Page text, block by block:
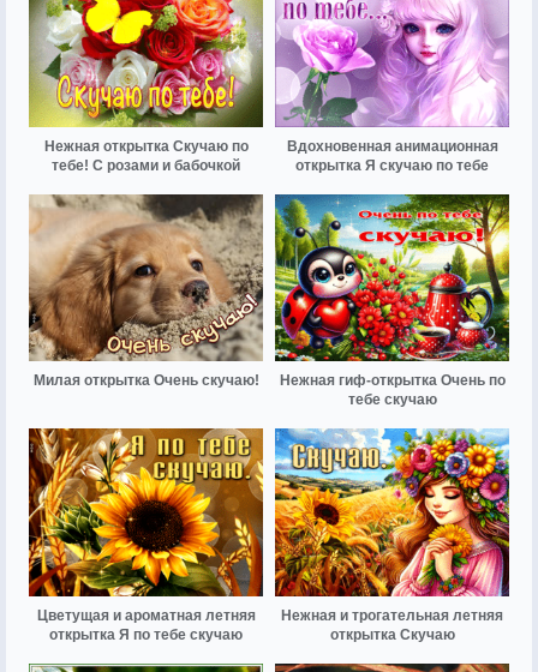
Нежная открытка Скучаю по
тебе! С розами и бабочкой
Вдохновенная анимационная
открытка Я скучаю по тебе
Милая открытка Очень скучаю!
Нежная гиф-открытка Очень по
тебе скучаю
Цветущая и ароматная летняя
открытка Я по тебе скучаю
Нежная и трогательная летняя
открытка Скучаю